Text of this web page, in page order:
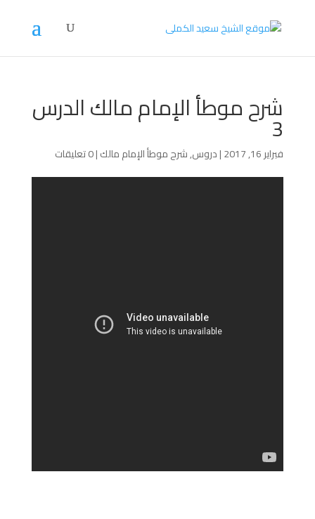
شرح موطأ الإمام مالك الدرس
3
فبراير 16, 2017 |دروس,شرح موطأ الإمام مالك|0 تعليقات